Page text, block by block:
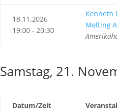
18.11.2026
19:00 - 20:30
Kenneth
Melting
Samstag, 21.
Datum/Zeit